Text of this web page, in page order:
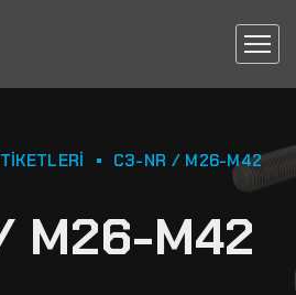
C3-NR / M26-M42
M26-M42